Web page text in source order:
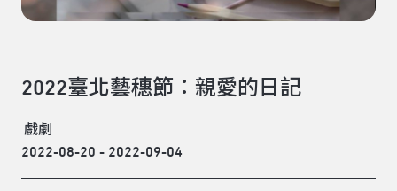
2022臺北藝穗節：親愛的日記
戲劇
2022-08-20 - 2022-09-04